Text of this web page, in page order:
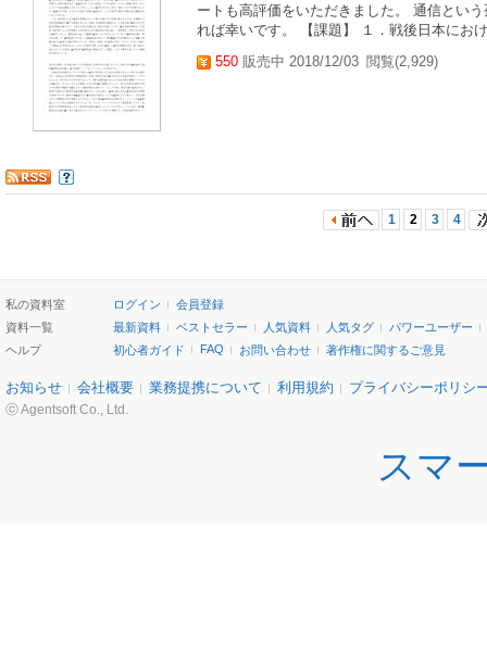
ートも高評価をいただきました。 通信とい
れば幸いです。 【課題】 １．戦後日本にお
550 販売中 2018/12/03 閲覧(2,929)
1 2 3 4
私の資料室 ログイン
会員登録
資料一覧
最新資料 ベストセラー 人気資料 人気タグ
パワーユーザー
ヘルプ
初心者ガイド FAQ お問い合わせ 著作権に関するご意見
お知らせ 会社概要 業務提携について 利用規約 プライバシーポリシ
ⓒ Agentsoft Co., Ltd.
スマ